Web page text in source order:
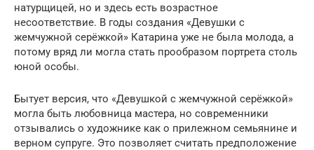
натурщицей, но и здесь есть возрастное
несоответствие. В годы создания «Девушки с
жемчужной серёжкой» Катарина уже не была молода, а
потому вряд ли могла стать прообразом портрета столь
юной особы.
Бытует версия, что «Девушкой с жемчужной серёжкой»
могла быть любовница мастера, но современники
отзывались о художнике как о прилежном семьянине и
верном супруге. Это позволяет считать предположение